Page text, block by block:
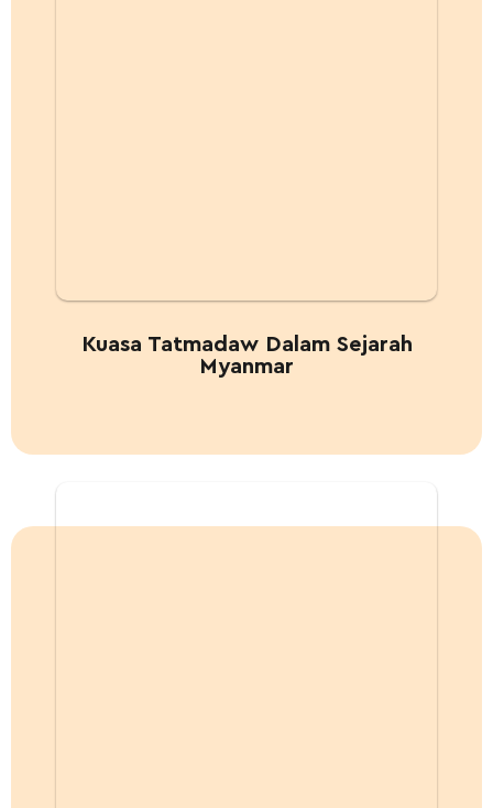
Kuasa Tatmadaw Dalam Sejarah
Myanmar